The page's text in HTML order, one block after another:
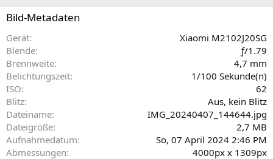
Bild-Metadaten
Gerät
Xiaomi M2102J20SG
Blende
ƒ/1.79
Brennweite
4,7 mm
Belichtungszeit
1/100 Sekunde(n)
ISO
62
Blitz
Aus, kein Blitz
Dateiname
IMG_20240407_144644.jpg
Dateigröße
2,7 MB
Aufnahmedatum
So, 07 April 2024 2:46 PM
Abmessungen
4000px x 1309px